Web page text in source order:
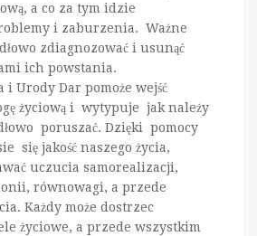
a co za tym idzie
i zaburzenia. Ważne
zdiagnozować i usunąć
ich powstania.
Urody Dar pomoże wejść
życiową i wytypuje jak należy
poruszać. Dzięki pomocy
się jakość naszego życia,
uczucia samorealizacji,
równowagi, a przede
Każdy może dostrzec
życiowe, a przede wszystkim